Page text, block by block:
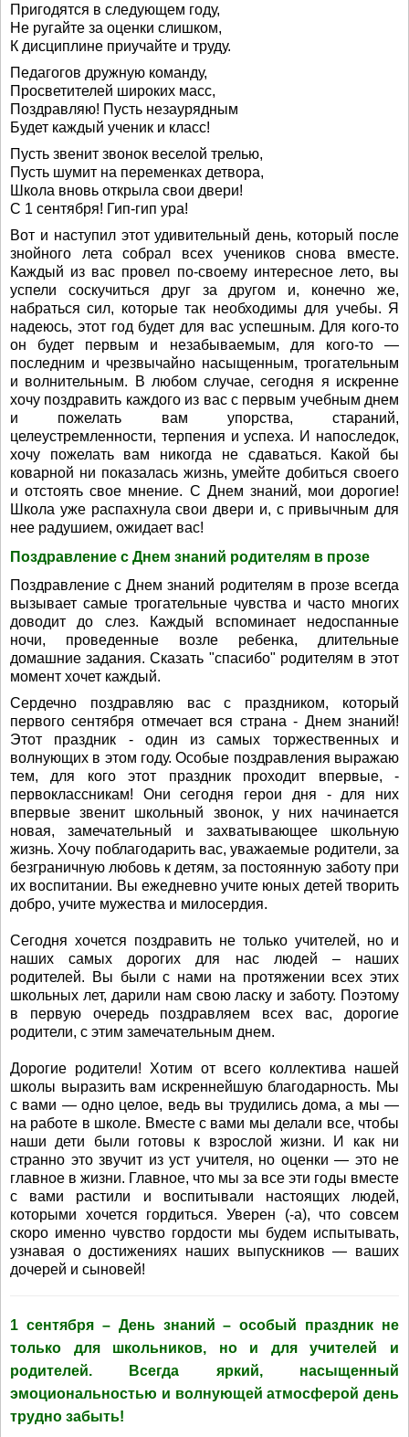
Пригодятся в следующем году,
Не ругайте за оценки слишком,
К дисциплине приучайте и труду.
Педагогов дружную команду,
Просветителей широких масс,
Поздравляю! Пусть незаурядным
Будет каждый ученик и класс!
Пусть звенит звонок веселой трелью,
Пусть шумит на переменках детвора,
Школа вновь открыла свои двери!
С 1 сентября! Гип-гип ура!
Вот и наступил этот удивительный день, который после
знойного лета собрал всех учеников снова вместе.
Каждый из вас провел по-своему интересное лето, вы
успели соскучиться друг за другом и, конечно же,
набраться сил, которые так необходимы для учебы. Я
надеюсь, этот год будет для вас успешным. Для кого-то
он будет первым и незабываемым, для кого-то —
последним и чрезвычайно насыщенным, трогательным
и волнительным. В любом случае, сегодня я искренне
хочу поздравить каждого из вас с первым учебным днем
и пожелать вам упорства, стараний,
целеустремленности, терпения и успеха. И напоследок,
хочу пожелать вам никогда не сдаваться. Какой бы
коварной ни показалась жизнь, умейте добиться своего
и отстоять свое мнение. С Днем знаний, мои дорогие!
Школа уже распахнула свои двери и, с привычным для
нее радушием, ожидает вас!
Поздравление с Днем знаний родителям в прозе
Поздравление с Днем знаний родителям в прозе всегда
вызывает самые трогательные чувства и часто многих
доводит до слез. Каждый вспоминает недоспанные
ночи, проведенные возле ребенка, длительные
домашние задания. Сказать "спасибо" родителям в этот
момент хочет каждый.
Сердечно поздравляю вас с праздником, который
первого сентября отмечает вся страна - Днем знаний!
Этот праздник - один из самых торжественных и
волнующих в этом году. Особые поздравления выражаю
тем, для кого этот праздник проходит впервые, -
первоклассникам! Они сегодня герои дня - для них
впервые звенит школьный звонок, у них начинается
новая, замечательный и захватывающее школьную
жизнь. Хочу поблагодарить вас, уважаемые родители, за
безграничную любовь к детям, за постоянную заботу при
их воспитании. Вы ежедневно учите юных детей творить
добро, учите мужества и милосердия.
Сегодня хочется поздравить не только учителей, но и
наших самых дорогих для нас людей – наших
родителей. Вы были с нами на протяжении всех этих
школьных лет, дарили нам свою ласку и заботу. Поэтому
в первую очередь поздравляем всех вас, дорогие
родители, с этим замечательным днем.
Дорогие родители! Хотим от всего коллектива нашей
школы выразить вам искреннейшую благодарность. Мы
с вами — одно целое, ведь вы трудились дома, а мы —
на работе в школе. Вместе с вами мы делали все, чтобы
наши дети были готовы к взрослой жизни. И как ни
странно это звучит из уст учителя, но оценки — это не
главное в жизни. Главное, что мы за все эти годы вместе
с вами растили и воспитывали настоящих людей,
которыми хочется гордиться. Уверен (-а), что совсем
скоро именно чувство гордости мы будем испытывать,
узнавая о достижениях наших выпускников — ваших
дочерей и сыновей!
1 сентября – День знаний – особый праздник не
только для школьников, но и для учителей и
родителей. Всегда яркий, насыщенный
эмоциональностью и волнующей атмосферой день
трудно забыть!